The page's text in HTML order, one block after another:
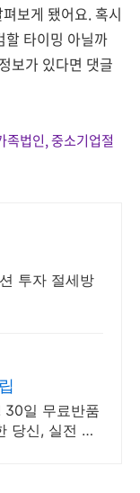
보게 됐어요. 혹시
할 타이밍 아닐까
보가 있다면 댓글
족법인, 중소기업절
투자 절세방
30일 무료반품
당신, 실전 투